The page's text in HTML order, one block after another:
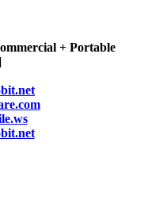
+ Portable